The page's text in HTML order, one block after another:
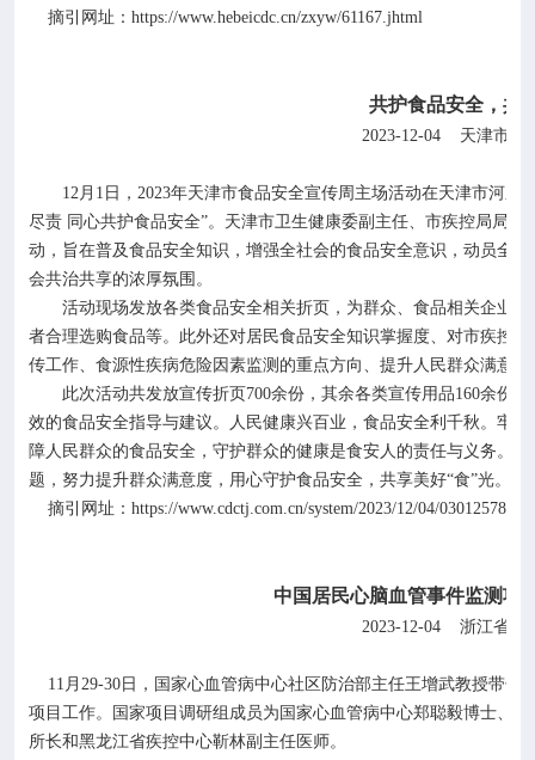
摘引网址： https://www.hebeicdc.cn/zxyw/61167.jhtml
共护食品安全，共
2023-12-04 天津市疾
12月 1 日， 2023年天津市食品安全宣传周主场活动在天津市河东
尽责 同心共护食品安全”。天津市卫生健康委副主任、市疾控局局
动，旨在普及食品安全知识，增强全社会的食品安全意识，动员全
会共治共享的浓厚氛围。
活动现场发放各类食品安全相关折页，为群众、食品相关企业解
者合理选购食品等。此外还对居民食品安全知识掌握度、对市疾控
传工作、食源性疾病危险因素监测的重点方向、提升人民群众满意
此次活动共发放宣传折页700余份，其余各类宣传用品160余份，
效的食品安全指导与建议。人民健康兴百业，食品安全利千秋。牢
障人民群众的食品安全，守护群众的健康是食安人的责任与义务。
题，努力提升群众满意度，用心守护食品安全，共享美好“食”光。
摘引网址： https://www.cdctj.com.cn/system/2023/12/04/
中国居民心脑血管事件监测项
2023-12-04 浙江省疾
11 月 29-30日，国家心血管病中心社区防治部主任王增武教授带领
项目工作。国家项目调研组成员为国家心血管病中心郑聪毅博士、
所长和黑龙江省疾控中心靳林副主任医师。